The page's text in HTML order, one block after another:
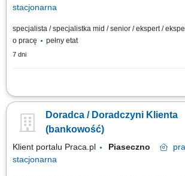
stacjonarna
specjalista / specjalistka mid / senior / ekspert /
o pracę
pełny etat
7 dni
Analiza potrzeb finansowych klientów
klientów oraz budowanie długoterminowych relacji
Sprzedaż produktów i usług bankowych, w tym
Doradca / Doradczyni Klienta
(bankowość)
Klient portalu Praca.pl Piaseczno
stacjonarna